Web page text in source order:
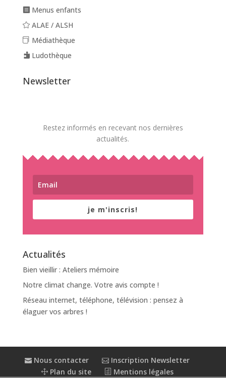
Menus enfants
ALAE / ALSH
Médiathèque
Ludothèque
Newsletter
Restez informés en recevant nos dernières
actualités.
je m'inscris!
Actualités
Bien vieillir : Ateliers mémoire
Notre climat change. Votre avis compte !
Réseau internet, téléphone, télévision : pensez à
élaguer vos arbres !
Nous contacter
Inscription Newsletter
Plan du site
Mentions légales